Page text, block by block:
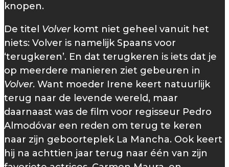
knopen.
De titel Volverkomt niet geheel vanuit het
niets: Volver is namelijk Spaans voor
‘terugkeren’. En dat terugkeren is iets dat je
op meerdere manieren ziet gebeuren in
Volver. Want moeder Irene keert natuurlijk
terug naar de levende wereld, maar
daarnaast was de film voor regisseur Pedro
Almodóvar een reden om terug te keren
naar zijn geboorteplek La Mancha. Ook keert
hij na achttien jaar terug naar één van zijn